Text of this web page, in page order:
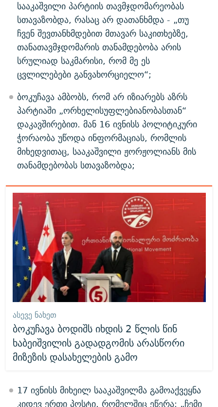
სააკაშვილი პარტიის თავმჯდომარეობას
სთავაზობდა, რასაც არ დათანხმდა - „თუ
ჩვენ შევთანხმდებით მთავარ საკითხებზე,
თანათავმჯდომარის თანამდებობა არის
სრულიად საკმარისი, რომ მე ეს
ცვლილებები განვახორციელო“;
ბოკუჩავა ამბობს, რომ არ იზიარებს აზრს
პარტიაში „ორხელისუფლებიანობასთან“
დაკავშირებით. მან 16 ივნისს პოლიტიკური
ჭორაობა უწოდა ინფორმაციას, რომლის
მიხედვითაც, სააკაშვილი ჟორჟოლიანს მის
თანამდებობას სთავაზობდა;
ᲐᲡᲔᲕᲔ ᲜᲐᲮᲔᲗ
ბოკუჩავა ბოდიშს იხდის 2 წლის წინ
ხაბეიშვილის გადადგომის არასწორი
მიზეზის დასახელების გამო
17 ივნისს მიხეილ სააკაშვილმა გამოაქვეყნა
კიდევ ერთი პოსტი, რომელშიც ეწერა: „ჩემი